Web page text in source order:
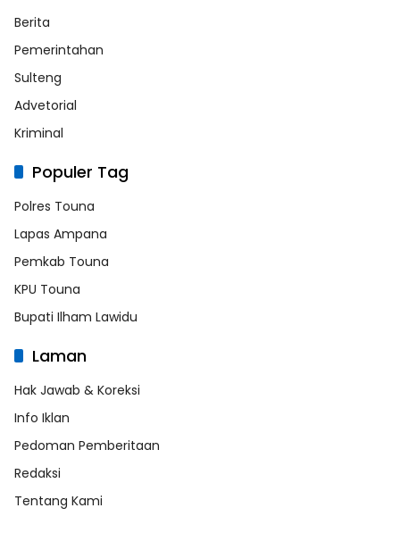
Berita
Pemerintahan
Sulteng
Advetorial
Kriminal
Populer Tag
Polres Touna
Lapas Ampana
Pemkab Touna
KPU Touna
Bupati Ilham Lawidu
Laman
Hak Jawab & Koreksi
Info Iklan
Pedoman Pemberitaan
Redaksi
Tentang Kami